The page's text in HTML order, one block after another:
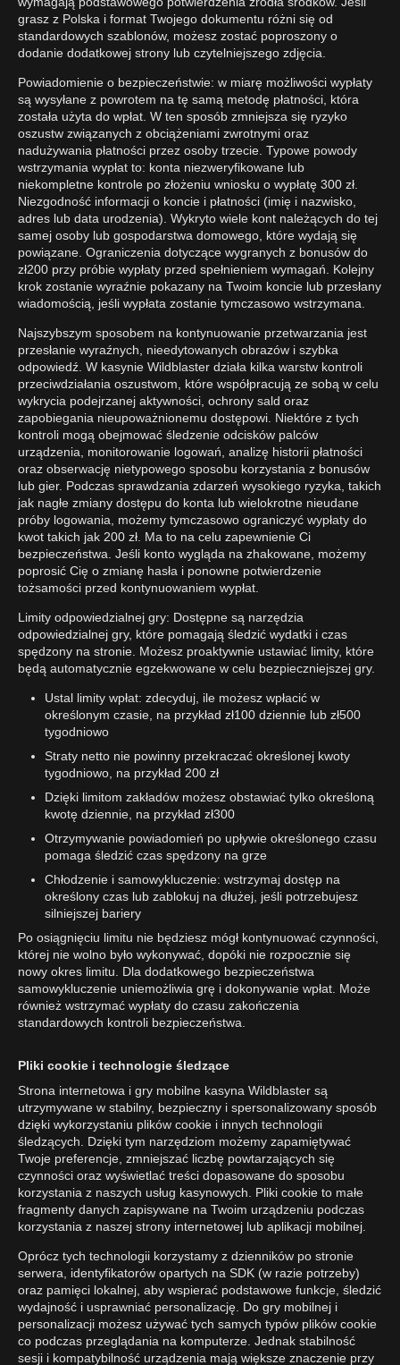
grasz z Polska i format Twojego dokumentu różni się od
standardowych szablonów, możesz zostać poproszony o
dodanie dodatkowej strony lub czytelniejszego zdjęcia.
Powiadomienie o bezpieczeństwie: w miarę możliwości wypłaty
są wysyłane z powrotem na tę samą metodę płatności, która
została użyta do wpłat. W ten sposób zmniejsza się ryzyko
oszustw związanych z obciążeniami zwrotnymi oraz
nadużywania płatności przez osoby trzecie. Typowe powody
wstrzymania wypłat to: konta niezweryfikowane lub
niekompletne kontrole po złożeniu wniosku o wypłatę 300 zł.
Niezgodność informacji o koncie i płatności (imię i nazwisko,
adres lub data urodzenia). Wykryto wiele kont należących do tej
samej osoby lub gospodarstwa domowego, które wydają się
powiązane. Ograniczenia dotyczące wygranych z bonusów do
zł200 przy próbie wypłaty przed spełnieniem wymagań. Kolejny
krok zostanie wyraźnie pokazany na Twoim koncie lub przesłany
wiadomością, jeśli wypłata zostanie tymczasowo wstrzymana.
Najszybszym sposobem na kontynuowanie przetwarzania jest
przesłanie wyraźnych, nieedytowanych obrazów i szybka
odpowiedź. W kasynie Wildblaster działa kilka warstw kontroli
przeciwdziałania oszustwom, które współpracują ze sobą w celu
wykrycia podejrzanej aktywności, ochrony sald oraz
zapobiegania nieupoważnionemu dostępowi. Niektóre z tych
kontroli mogą obejmować śledzenie odcisków palców
urządzenia, monitorowanie logowań, analizę historii płatności
oraz obserwację nietypowego sposobu korzystania z bonusów
lub gier. Podczas sprawdzania zdarzeń wysokiego ryzyka, takich
jak nagłe zmiany dostępu do konta lub wielokrotne nieudane
próby logowania, możemy tymczasowo ograniczyć wypłaty do
kwot takich jak 200 zł. Ma to na celu zapewnienie Ci
bezpieczeństwa. Jeśli konto wygląda na zhakowane, możemy
poprosić Cię o zmianę hasła i ponowne potwierdzenie
tożsamości przed kontynuowaniem wypłat.
Limity odpowiedzialnej gry: Dostępne są narzędzia
odpowiedzialnej gry, które pomagają śledzić wydatki i czas
spędzony na stronie. Możesz proaktywnie ustawiać limity, które
będą automatycznie egzekwowane w celu bezpieczniejszej gry.
Ustal limity wpłat: zdecyduj, ile możesz wpłacić w
określonym czasie, na przykład zł100 dziennie lub zł500
tygodniowo
Straty netto nie powinny przekraczać określonej kwoty
tygodniowo, na przykład 200 zł
Dzięki limitom zakładów możesz obstawiać tylko określoną
kwotę dziennie, na przykład zł300
Otrzymywanie powiadomień po upływie określonego czasu
pomaga śledzić czas spędzony na grze
Chłodzenie i samowykluczenie: wstrzymaj dostęp na
określony czas lub zablokuj na dłużej, jeśli potrzebujesz
silniejszej bariery
Po osiągnięciu limitu nie będziesz mógł kontynuować czynności,
której nie wolno było wykonywać, dopóki nie rozpocznie się
nowy okres limitu. Dla dodatkowego bezpieczeństwa
samowykluczenie uniemożliwia grę i dokonywanie wpłat. Może
również wstrzymać wypłaty do czasu zakończenia
standardowych kontroli bezpieczeństwa.
Pliki cookie i technologie śledzące
Strona internetowa i gry mobilne kasyna Wildblaster są
utrzymywane w stabilny, bezpieczny i spersonalizowany sposób
dzięki wykorzystaniu plików cookie i innych technologii
śledzących. Dzięki tym narzędziom możemy zapamiętywać
Twoje preferencje, zmniejszać liczbę powtarzających się
czynności oraz wyświetlać treści dopasowane do sposobu
korzystania z naszych usług kasynowych. Pliki cookie to małe
fragmenty danych zapisywane na Twoim urządzeniu podczas
korzystania z naszej strony internetowej lub aplikacji mobilnej.
Oprócz tych technologii korzystamy z dzienników po stronie
serwera, identyfikatorów opartych na SDK (w razie potrzeby)
oraz pamięci lokalnej, aby wspierać podstawowe funkcje, śledzić
wydajność i usprawniać personalizację. Do gry mobilnej i
personalizacji możesz używać tych samych typów plików cookie
co podczas przeglądania na komputerze. Jednak stabilność
sesji i kompatybilność urządzenia mają większe znaczenie przy